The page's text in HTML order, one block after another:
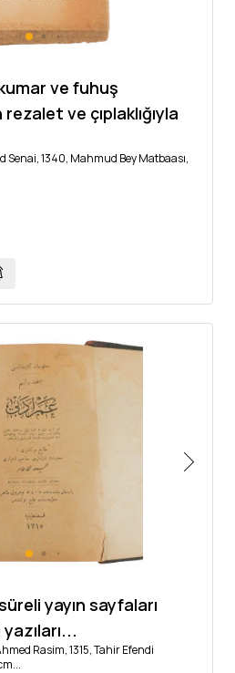
ve fuhuş
ve çıplaklığıyla
Senai, 1340, Mahmud Bey Matbaası,
yayın sayfaları
Rasim, 1315, Tahir Efendi